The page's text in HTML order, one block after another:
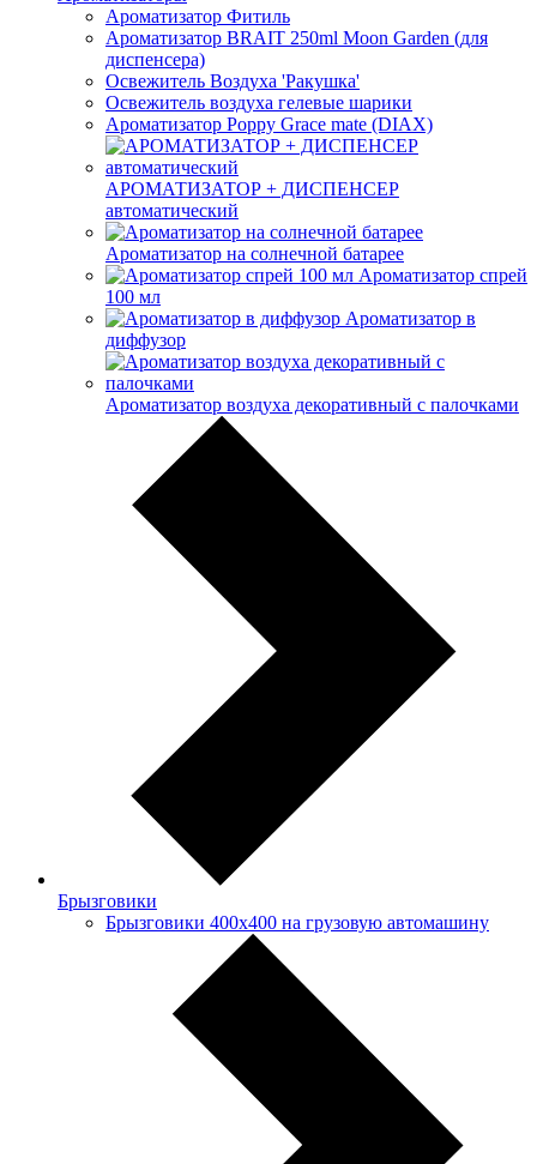
Ароматизатор Фитиль
Ароматизатор BRAIT 250ml Moon Garden (для
диспенсера)
Освежитель Воздуха 'Ракушка'
Освежитель воздуха гелевые шарики
Ароматизатор Poppy Grace mate (DIAX)
АРОМАТИЗАТОР + ДИСПЕНСЕР
автоматический
Ароматизатор на солнечной батарее
Ароматизатор спрей
100 мл
Ароматизатор в
диффузор
Ароматизатор воздуха декоративный с палочками
Брызговики
Брызговики 400х400 на грузовую автомашину